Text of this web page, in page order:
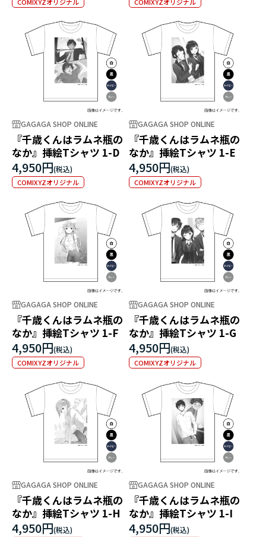
GAGAGA SHOP ONLINE
『千歳くんはラムネ瓶の
なか』挿絵Tシャツ 1-D
4,950円
COMIXYZオリジナル
GAGAGA SHOP ONLINE
『千歳くんはラムネ瓶の
なか』挿絵Tシャツ 1-E
4,950円
COMIXYZオリジナル
GAGAGA SHOP ONLINE
『千歳くんはラムネ瓶の
なか』挿絵Tシャツ 1-F
4,950円
COMIXYZオリジナル
GAGAGA SHOP ONLINE
『千歳くんはラムネ瓶の
なか』挿絵Tシャツ 1-G
4,950円
COMIXYZオリジナル
GAGAGA SHOP ONLINE
『千歳くんはラムネ瓶の
なか』挿絵Tシャツ 1-H
4,950円
GAGAGA SHOP ONLINE
『千歳くんはラムネ瓶の
なか』挿絵Tシャツ 1-I
4,950円